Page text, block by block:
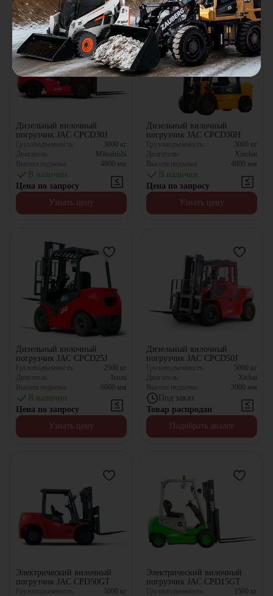
Дизельный вилочный
погрузчик JAC CPCD30J
Грузоподъемность: 3000 кг
Двигатель:
Mitsubishi
Высота подъема:
4800 мм
В наличии
Цена по запросу
Узнать цену
Дизельный вилочный
погрузчик JAC CPCD30H
Грузоподъемность: 3000 кг
Двигатель:
Xinchai
Высота подъема:
4800 мм
В наличии
Цена по запросу
Узнать цену
Дизельный вилочный
погрузчик JAC CPCD25J
Грузоподъемность: 2500 кг
Двигатель:
Isuzu
Высота подъема:
6000 мм
В наличии
Цена по запросу
Узнать цену
Дизельный вилочный
погрузчик JAC CPCD50J
Грузоподъемность: 5000 кг
Двигатель:
Xichai
Высота подъема:
3000 мм
Под заказ
Товар распродан
Подобрать аналог
Электрический вилочный
погрузчик JAC CPD50GT
Грузоподъемность: 5000 кг
Электрический вилочный
погрузчик JAC CPD15GT
Грузоподъемность: 1500 кг